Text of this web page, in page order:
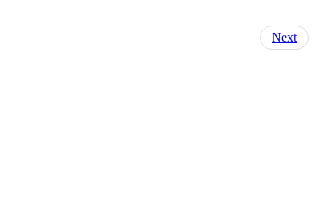
Next